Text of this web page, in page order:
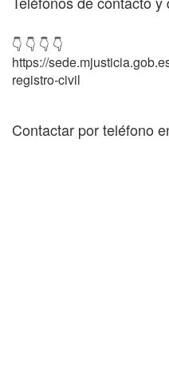
👇 👇 👇 👇
https://
registro-civil
Contactar por teléfono